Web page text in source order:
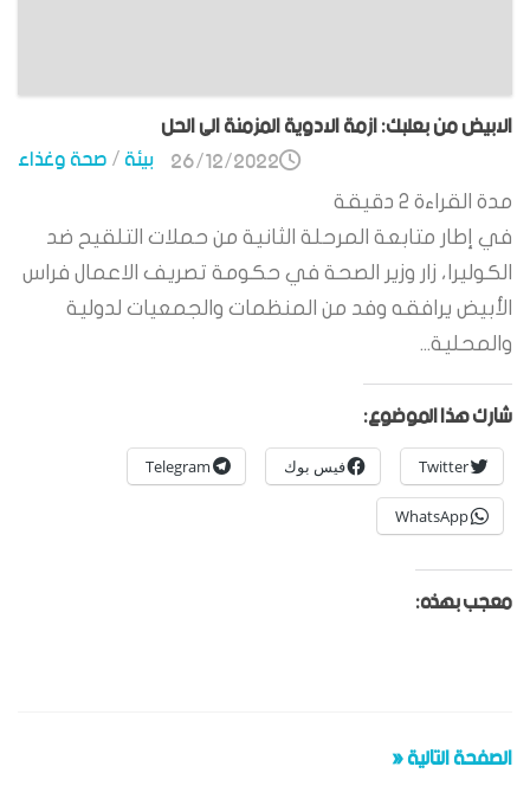
الابيض من بعلبك: ازمة الادوية المزمنة الى الحل
بيئة/صحة وغذاء 26/12/2022
مدة القراءة 2 دقيقة
في إطار متابعة المرحلة الثانية من حملات التلقيح ضد
الكوليرا، زار وزير الصحة في حكومة تصريف الاعمال فراس
الأبيض يرافقه وفد من المنظمات والجمعيات لدولية
والمحلية...
شارك هذا الموضوع:
Twitter فيس بوك Telegram
WhatsApp
معجب بهذه:
الصفحة التالية «